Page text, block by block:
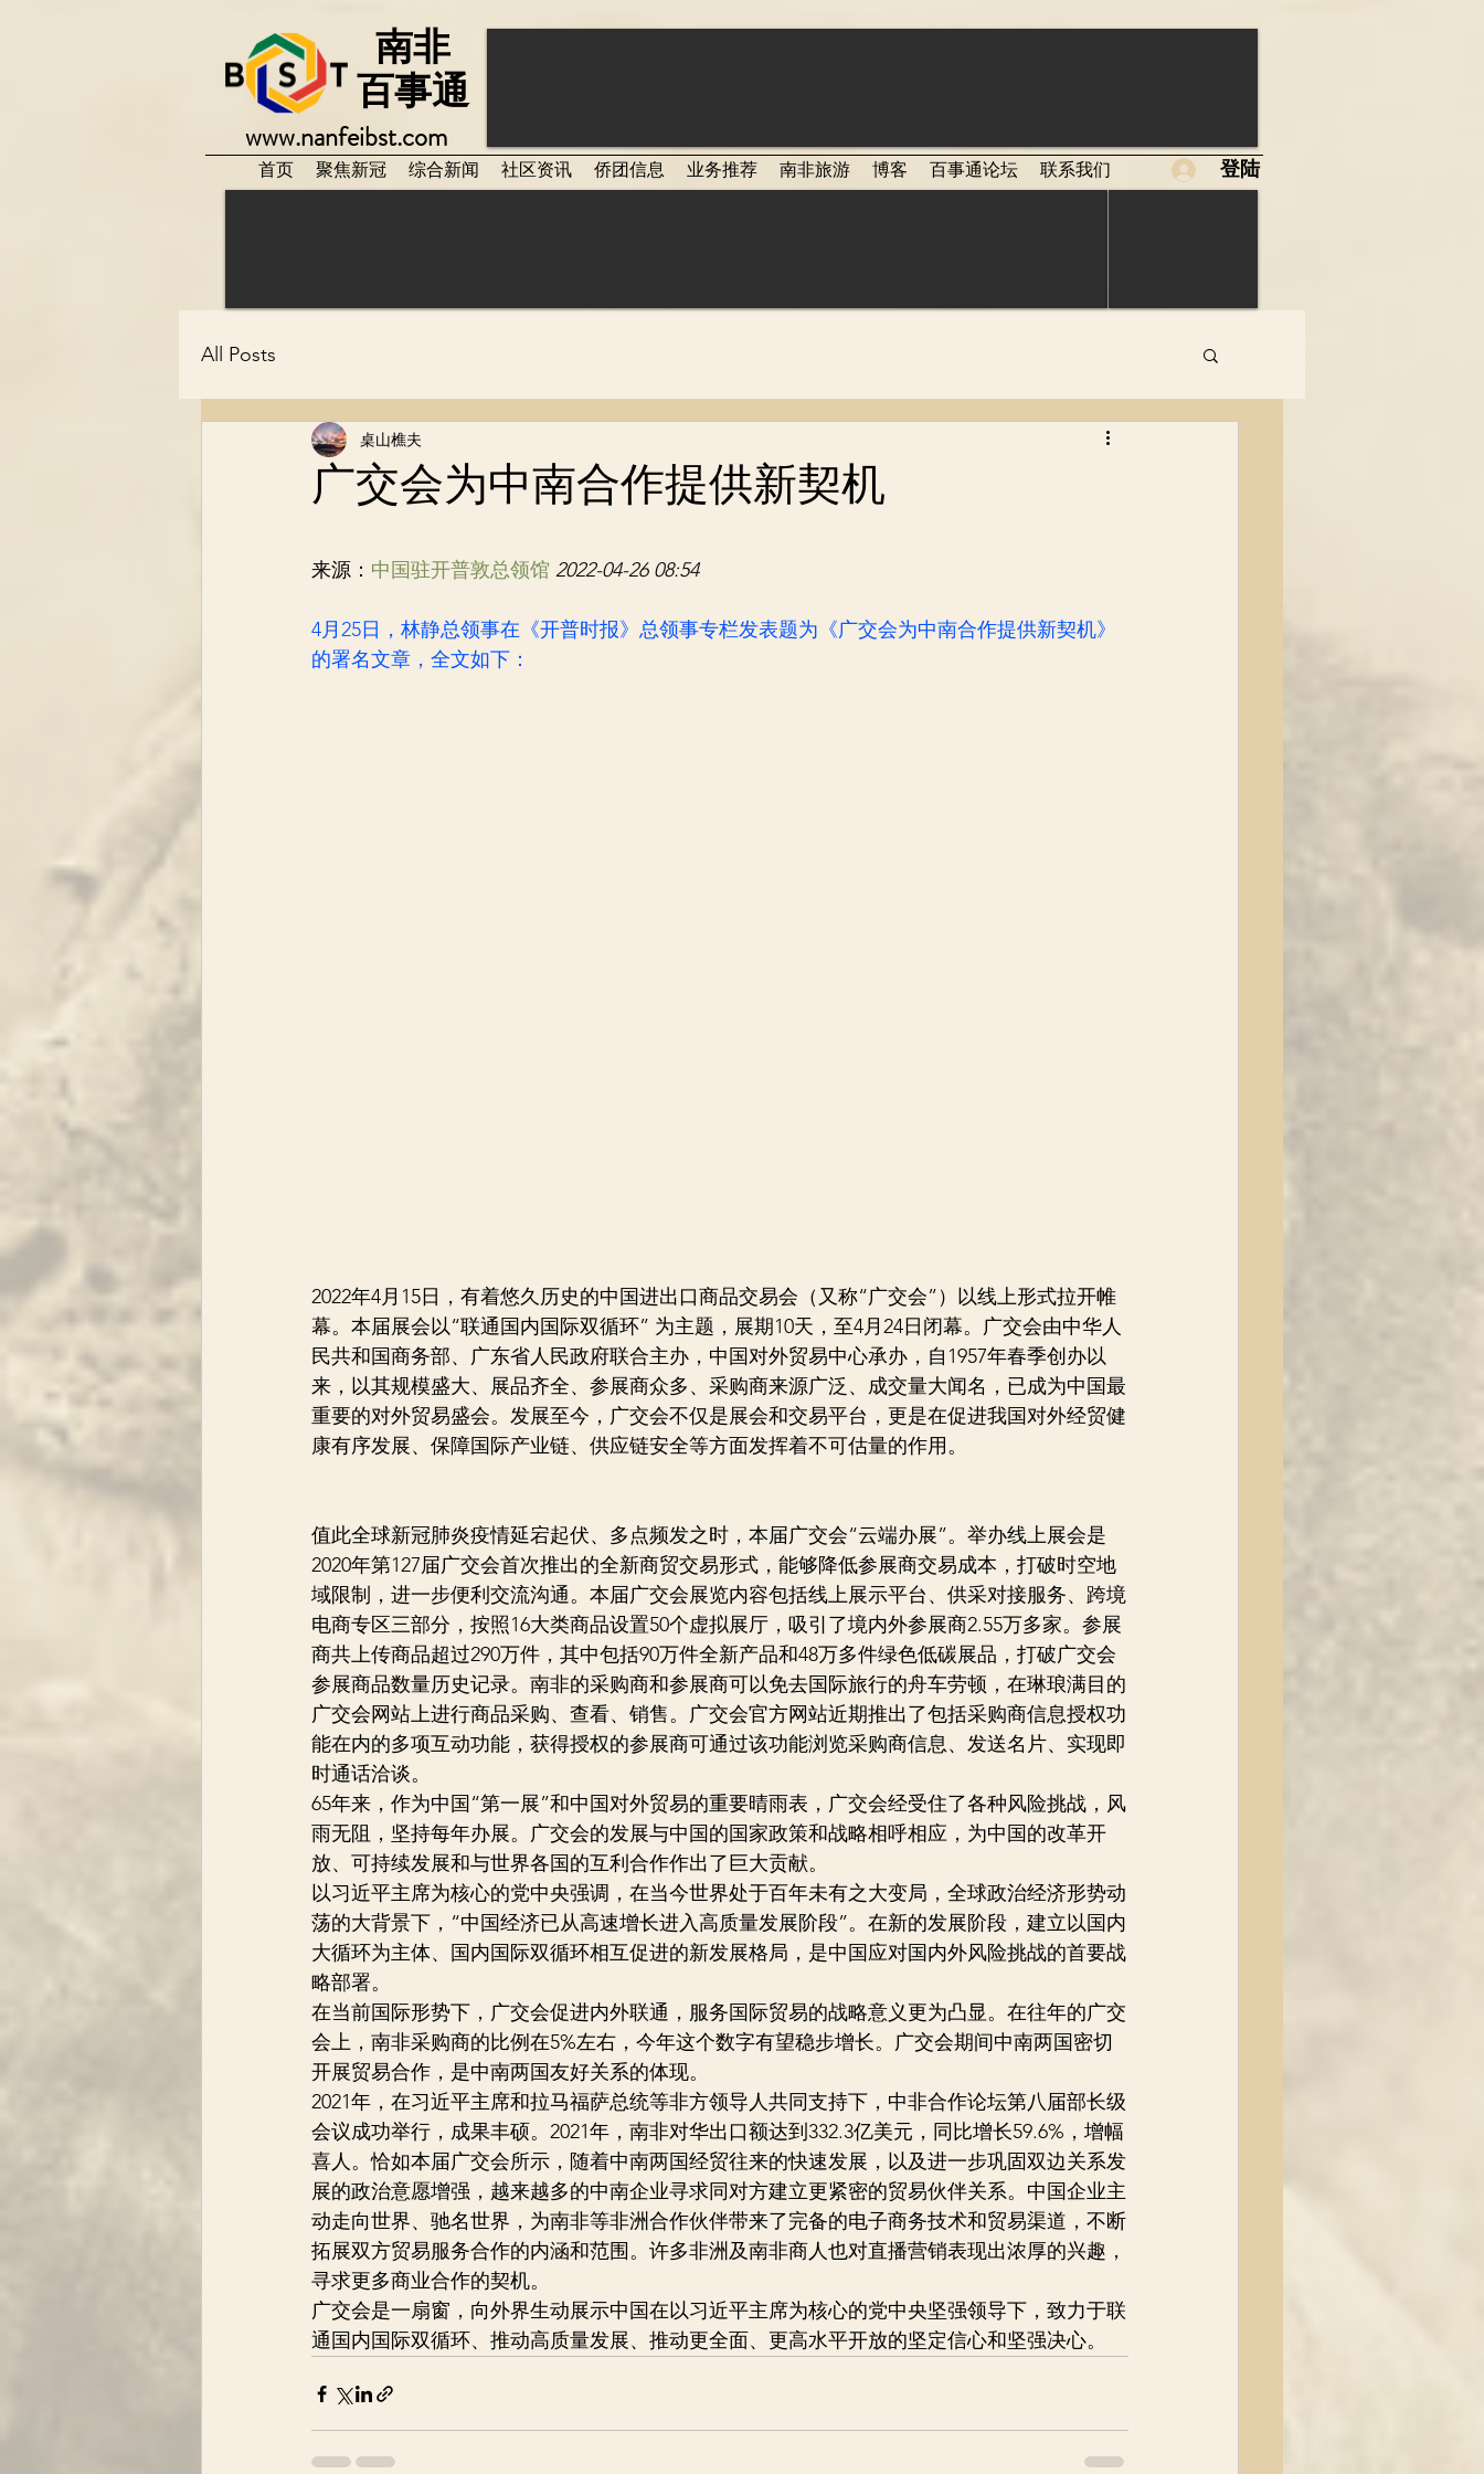
www.nanfeibst.com
百事通
南非
登陆
首页 聚焦新冠 综合新闻 社区资讯 侨团信息 业务推荐 南非旅游 博客 百事通论坛 联系我们
All Posts
广交会为中南合作提供新契机
桌山樵夫
来源： 中国驻开普敦总领馆 2022-04-26 08:54
4月25日，林静总领事在《开普时报》总领事专栏发表题为《广交会为中南合作提供新契机》
的署名文章，全文如下：
2022年4月15日，有着悠久历史的中国进出口商品交易会（又称“广交会”）以线上形式拉开帷
幕。本届展会以“联通国内国际双循环” 为主题，展期10天，至4月24日闭幕。广交会由中华人
民共和国商务部、广东省人民政府联合主办，中国对外贸易中心承办，自1957年春季创办以
来，以其规模盛大、展品齐全、参展商众多、采购商来源广泛、成交量大闻名，已成为中国最
重要的对外贸易盛会。发展至今，广交会不仅是展会和交易平台，更是在促进我国对外经贸健
康有序发展、保障国际产业链、供应链安全等方面发挥着不可估量的作用。
值此全球新冠肺炎疫情延宕起伏、多点频发之时，本届广交会“云端办展”。举办线上展会是
2020年第127届广交会首次推出的全新商贸交易形式，能够降低参展商交易成本，打破时空地
域限制，进一步便利交流沟通。本届广交会展览内容包括线上展示平台、供采对接服务、跨境
电商专区三部分，按照16大类商品设置50个虚拟展厅，吸引了境内外参展商2.55万多家。参展
商共上传商品超过290万件，其中包括90万件全新产品和48万多件绿色低碳展品，打破广交会
参展商品数量历史记录。南非的采购商和参展商可以免去国际旅行的舟车劳顿，在琳琅满目的
广交会网站上进行商品采购、查看、销售。广交会官方网站近期推出了包括采购商信息授权功
能在内的多项互动功能，获得授权的参展商可通过该功能浏览采购商信息、发送名片、实现即
时通话洽谈。
65年来，作为中国“第一展”和中国对外贸易的重要晴雨表，广交会经受住了各种风险挑战，风
雨无阻，坚持每年办展。广交会的发展与中国的国家政策和战略相呼相应，为中国的改革开
放、可持续发展和与世界各国的互利合作作出了巨大贡献。
以习近平主席为核心的党中央强调，在当今世界处于百年未有之大变局，全球政治经济形势动
荡的大背景下，“中国经济已从高速增长进入高质量发展阶段”。在新的发展阶段，建立以国内
大循环为主体、国内国际双循环相互促进的新发展格局，是中国应对国内外风险挑战的首要战
略部署。
在当前国际形势下，广交会促进内外联通，服务国际贸易的战略意义更为凸显。在往年的广交
会上，南非采购商的比例在5%左右，今年这个数字有望稳步增长。广交会期间中南两国密切
开展贸易合作，是中南两国友好关系的体现。
2021年，在习近平主席和拉马福萨总统等非方领导人共同支持下，中非合作论坛第八届部长级
会议成功举行，成果丰硕。2021年，南非对华出口额达到332.3亿美元，同比增长59.6%，增幅
喜人。恰如本届广交会所示，随着中南两国经贸往来的快速发展，以及进一步巩固双边关系发
展的政治意愿增强，越来越多的中南企业寻求同对方建立更紧密的贸易伙伴关系。中国企业主
动走向世界、驰名世界，为南非等非洲合作伙伴带来了完备的电子商务技术和贸易渠道，不断
拓展双方贸易服务合作的内涵和范围。许多非洲及南非商人也对直播营销表现出浓厚的兴趣，
寻求更多商业合作的契机。
广交会是一扇窗，向外界生动展示中国在以习近平主席为核心的党中央坚强领导下，致力于联
通国内国际双循环、推动高质量发展、推动更全面、更高水平开放的坚定信心和坚强决心。